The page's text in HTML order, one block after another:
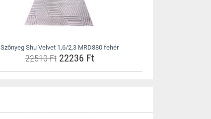
Szőnyeg Shu Velvet 1,6/2,3 MRD880 fehér
22510 Ft22236 Ft